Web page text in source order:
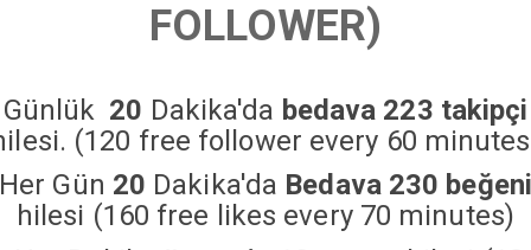
FOLLOWER)
Günlük 20 Dakika'da bedava 223 takipçi
(120 free follower every 60
Her Gün 20 Dakika'da Bedava 230 beğeni
hilesi (160 free likes every 70 minutes)